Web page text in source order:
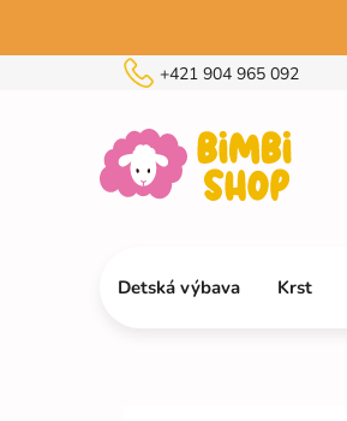
+421 904 965 092
Detská výbava Krst